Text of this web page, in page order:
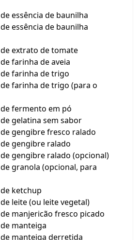
essência de baunilha
essência de baunilha
extrato de tomate
farinha de aveia
farinha de trigo
farinha de trigo (para o
fermento em pó
gelatina sem sabor
gengibre fresco ralado
gengibre ralado
gengibre ralado (opcional)
granola (opcional, para
ketchup
leite (ou leite vegetal)
manjericão fresco picado
manteiga
manteiga derretida